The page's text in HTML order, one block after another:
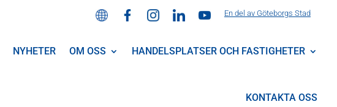
En del av Göteborgs Stad
NYHETER OM OSS HANDELSPLATSER OCH FASTIGHETER
KONTAKTA OSS